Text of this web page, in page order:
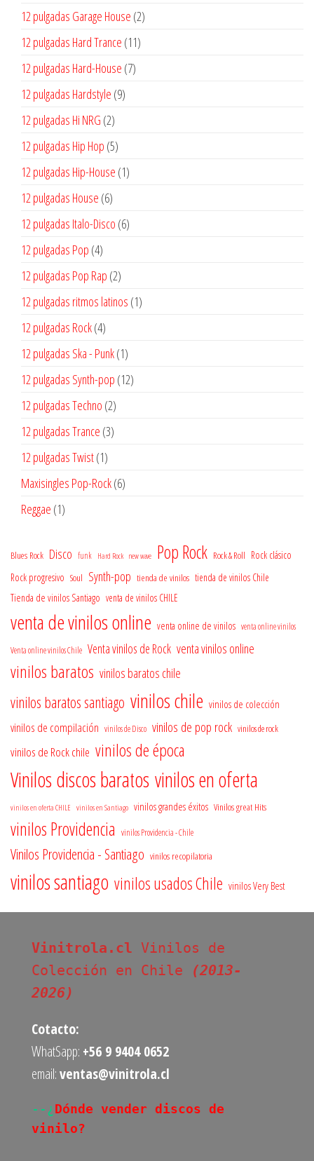
productos
12 pulgadas Garage House 22
12 pulgadas Hard Trance 1111
12 pulgadas Hard-House 77
12 pulgadas Hardstyle 99
12 pulgadas Hi NRG 22
productos
12 pulgadas Hip Hop 55
productos
12 pulgadas Hip-House 11
12 pulgadas House 66
productos
12 pulgadas Italo-Disco 66
12 pulgadas Pop 44
productos
12 pulgadas Pop Rap 22
productos
12 pulgadas ritmos latinos 11
12 pulgadas Rock 44
productos
12 pulgadas Ska - Punk 11
producto
12 pulgadas Synth-pop 1212
12 pulgadas Techno 22
productos
12 pulgadas Trance 33
12 pulgadas Twist 11
producto
Maxisingles Pop-Rock 66
Reggae 11
Blues Rock Disco funk Hard Rock new wave Pop Rock Rock & Roll Rock clásico
Rock progresivo Soul Synth-pop tienda de vinilos tienda de vinilos Chile
Tienda de vinilos Santiago venta de vinilos CHILE
venta de vinilos online venta online de vinilos venta online vinilos
Venta online vinilos Chile Venta vinilos de Rock venta vinilos online
vinilos baratos vinilos baratos chile
vinilos baratos santiago vinilos chile vinilos de colección
vinilos de compilación vinilos de Disco vinilos de pop rock vinilos de rock
vinilos de Rock chile vinilos de época
Vinilos discos baratos vinilos en oferta
vinilos en oferta CHILE vinilos en Santiago vinilos grandes éxitos Vinilos great Hits
vinilos Providencia vinilos Providencia - Chile
Vinilos Providencia - Santiago vinilos recopilatoria
vinilos santiago vinilos usados Chile vinilos Very Best
Vinitrola.cl Vinilos de
Colección en Chile
(2013-
2026)
Cotacto:
WhatSapp: +56 9 9404 0652
email:ventas@vinitrola.cl
--¿ Dónde vender discos de
vinilo?